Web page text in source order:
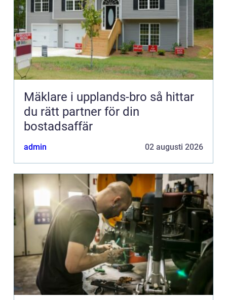
Mäklare i upplands-bro så hittar
du rätt partner för din
bostadsaffär
admin 02 augusti 2026